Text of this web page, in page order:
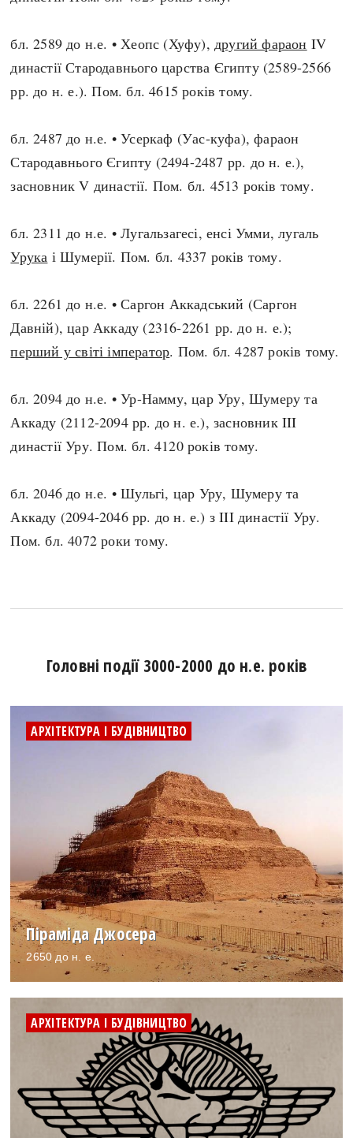
бл. 2589 до н.е. • Хеопс (Хуфу),другий фараон IV
династії Стародавнього царства Єгипту (2589-2566
рр. до н. е.). Пом. бл. 4615 років тому.
бл. 2487 до н.е. • Усеркаф (Уас-куфа), фараон
Стародавнього Єгипту (2494-2487 рр. до н. е.),
засновник V династії. Пом. бл. 4513 років тому.
бл. 2311 до н.е. • Лугальзагесі, енсі Умми, лугаль
Урука і Шумерії. Пом. бл. 4337 років тому.
бл. 2261 до н.е. • Саргон Аккадський (Саргон
Давній), цар Аккаду (2316-2261 рр. до н. е.);
перший у світі імператор. Пом. бл. 4287 років тому.
бл. 2094 до н.е. • Ур-Намму, цар Уру, Шумеру та
Аккаду (2112-2094 рр. до н. е.), засновник III
династії Уру. Пом. бл. 4120 років тому.
бл. 2046 до н.е. • Шульгі, цар Уру, Шумеру та
Аккаду (2094-2046 рр. до н. е.) з III династії Уру.
Пом. бл. 4072 роки тому.
Головні події 3000-2000 до н.е. років
АРХІТЕКТУРА І БУДІВНИЦТВО
Піраміда Джосера
2650 до н. е.
АРХІТЕКТУРА І БУДІВНИЦТВО